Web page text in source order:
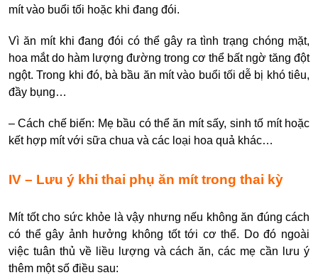
mít vào buổi tối hoặc khi đang đói.
Vì ăn mít khi đang đói có thể gây ra tình trạng chóng mặt,
hoa mắt do hàm lượng đường trong cơ thể bất ngờ tăng đột
ngột. Trong khi đó, bà bầu ăn mít vào buổi tối dễ bị khó tiêu,
đầy bụng…
– Cách chế biến: Mẹ bầu có thể ăn mít sấy, sinh tố mít hoặc
kết hợp mít với sữa chua và các loại hoa quả khác…
IV – Lưu ý khi thai phụ ăn mít trong thai kỳ
Mít tốt cho sức khỏe là vậy nhưng nếu không ăn đúng cách
có thể gây ảnh hưởng không tốt tới cơ thể. Do đó ngoài
việc tuân thủ về liều lượng và cách ăn, các mẹ cần lưu ý
thêm một số điều sau: